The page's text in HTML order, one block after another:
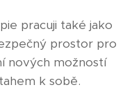
pracuji také jako
prostor pro
nových možností
k sobě.